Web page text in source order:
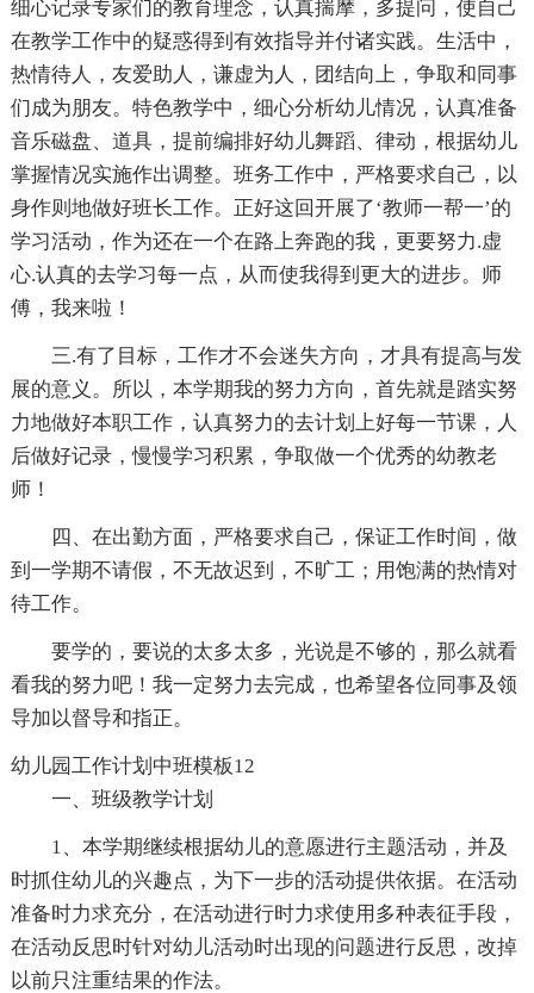
细心记录专家们的教育理念，认真揣摩，多提问，使自己
在教学工作中的疑惑得到有效指导并付诸实践。生活中，
热情待人，友爱助人，谦虚为人，团结向上，争取和同事
们成为朋友。特色教学中，细心分析幼儿情况，认真准备
音乐磁盘、道具，提前编排好幼儿舞蹈、律动，根据幼儿
掌握情况实施作出调整。班务工作中，严格要求自己，以
身作则地做好班长工作。正好这回开展了‘教师一帮一’的
学习活动，作为还在一个在路上奔跑的我，更要努力.虚
心.认真的去学习每一点，从而使我得到更大的进步。师
傅，我来啦！
三.有了目标，工作才不会迷失方向，才具有提高与发
展的意义。所以，本学期我的努力方向，首先就是踏实努
力地做好本职工作，认真努力的去计划上好每一节课，人
后做好记录，慢慢学习积累，争取做一个优秀的幼教老
师！
四、在出勤方面，严格要求自己，保证工作时间，做
到一学期不请假，不无故迟到，不旷工；用饱满的热情对
待工作。
要学的，要说的太多太多，光说是不够的，那么就看
看我的努力吧！我一定努力去完成，也希望各位同事及领
导加以督导和指正。
幼儿园工作计划中班模板12
一、班级教学计划
1、本学期继续根据幼儿的意愿进行主题活动，并及
时抓住幼儿的兴趣点，为下一步的活动提供依据。在活动
准备时力求充分，在活动进行时力求使用多种表征手段，
在活动反思时针对幼儿活动时出现的问题进行反思，改掉
以前只注重结果的作法。